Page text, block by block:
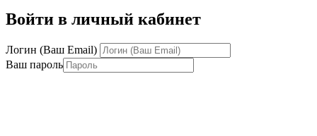
Войти в личный кабинет
Логин (Ваш Email)
Ваш пароль